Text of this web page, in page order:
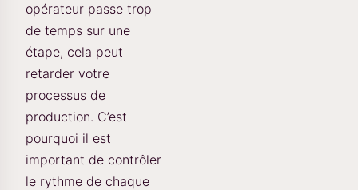
opérateur passe trop
de temps sur une
étape, cela peut
retarder votre
processus de
production. C’est
pourquoi il est
important de contrôler
le rythme de chaque